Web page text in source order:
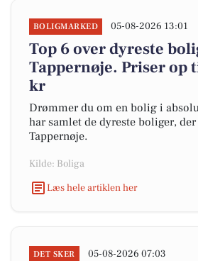
BOLIGMARKED 05-08-2026 13:01
Top 6 over dyreste
Tappernøje. Priser op
kr
Drømmer du om en bolig i
har samlet de dyreste boliger,
Tappernøje.
Kilde: Boliga
Læs hele artiklen her
DET SKER 05-08-2026 07:03